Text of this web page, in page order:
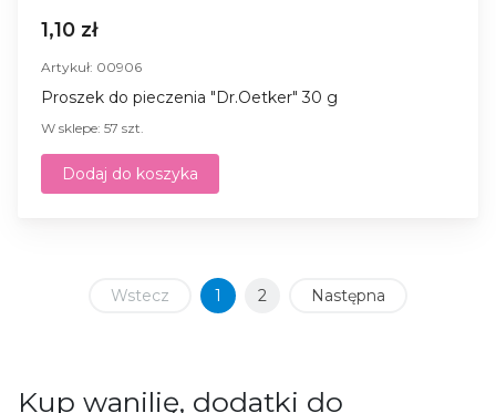
1,10 zł
Artykuł: 00906
Proszek do pieczenia "Dr.Oetker" 30 g
W sklepe: 57 szt.
Dodaj do koszyka
Wstecz 1 2 Następna
Kup wanilię, dodatki do